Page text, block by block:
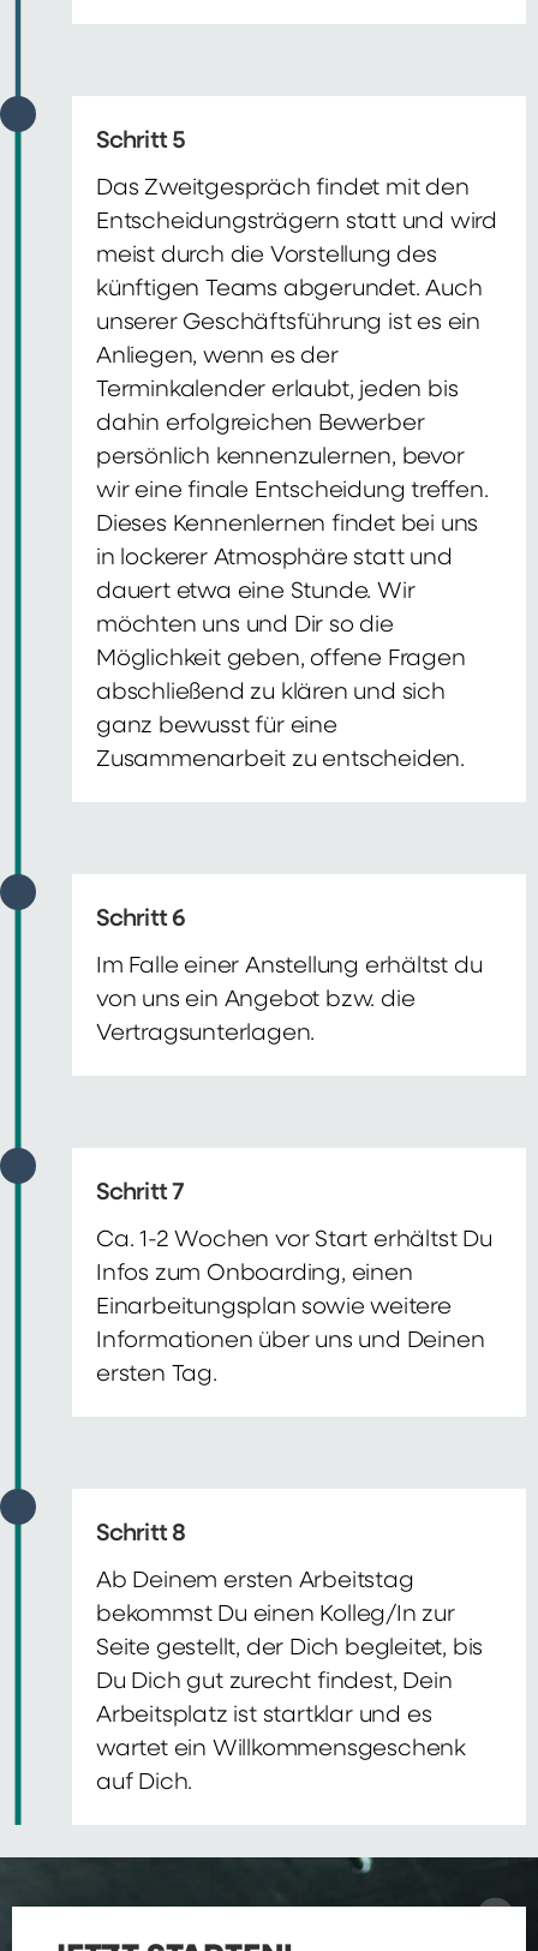
Schritt 5
Das Zweitgespräch findet mit den
Entscheidungsträgern statt und wird
meist durch die Vorstellung des
künftigen Teams abgerundet. Auch
unserer Geschäftsführung ist es ein
Anliegen, wenn es der
Terminkalender erlaubt, jeden bis
dahin erfolgreichen Bewerber
persönlich kennenzulernen, bevor
wir eine finale Entscheidung treffen.
Dieses Kennenlernen findet bei uns
in lockerer Atmosphäre statt und
dauert etwa eine Stunde. Wir
möchten uns und Dir so die
Möglichkeit geben, offene Fragen
abschließend zu klären und sich
ganz bewusst für eine
Zusammenarbeit zu entscheiden.
Schritt 6
Im Falle einer Anstellung erhältst du
von uns ein Angebot bzw. die
Vertragsunterlagen.
Schritt 7
Ca. 1-2 Wochen vor Start erhältst Du
Infos zum Onboarding, einen
Einarbeitungsplan sowie weitere
Informationen über uns und Deinen
ersten Tag.
Schritt 8
Ab Deinem ersten Arbeitstag
bekommst Du einen Kolleg/In zur
Seite gestellt, der Dich begleitet, bis
Du Dich gut zurecht findest, Dein
Arbeitsplatz ist startklar und es
wartet ein Willkommensgeschenk
auf Dich.